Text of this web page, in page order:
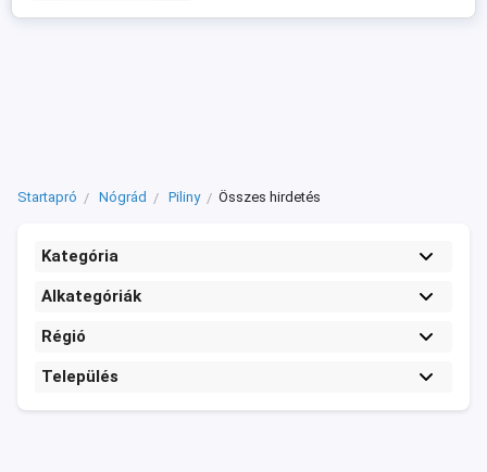
Startapró Nógrád Piliny Összes hirdetés
Kategória
Alkategóriák
Régió
Település